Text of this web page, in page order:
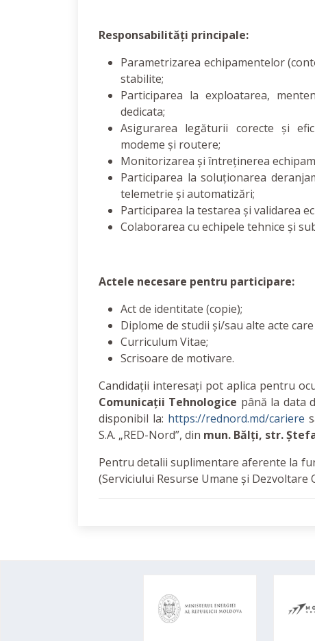
Responsabilități principale:
Parametrizarea echipamentelor
stabilite;
Participarea la exploatarea,
dedicata;
Asigurarea legăturii corecte și
modeme și routere;
Monitorizarea și întreținerea
Participarea la soluționarea
telemetrie și automatizări;
Participarea la testarea și validarea
Colaborarea cu echipele tehnice și
Actele necesare pentru participare:
Act de identitate (copie);
Diplome de studii și/sau alte acte
Curriculum Vitae;
Scrisoare de motivare.
Candidații interesați pot aplica pentru
Comunicații Tehnologice până la data
disponibil la: https://rednord.md/cariere
S.A. „RED-Nord”, din mun. Bălți, str.
Pentru detalii suplimentare aferente la
(Serviciului Resurse Umane și Dezvoltare